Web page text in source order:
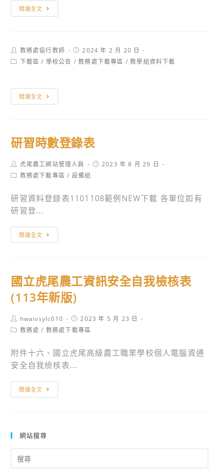
閱讀全文
通
異
動
(6
個
登
空
白
Post
author:
教務處協行教師
Post
published:
2024 年 2 月 20 日
Post下載區 / 學校公告 / 教務處下載專區 / 教學組資料下載
閱讀全文
研習時數登錄表
Post
author:
虎尾農工網站管理人員
Post2023 年 8 月 29 日
Post教務處下載專區 / 設備組
研習資料登錄表1101108範例NEW下載 各單位如有
研習登...
閱讀全文
習
登
錄
表
國立虎尾農工資訊安全自我檢核表
(113年新版)
Post
author:
hwaivsylc010
Post
published:
2023 年 5 月 23 日
Post教務處 / 教務處下載專區
附件十六、國立虎尾高級農工職業學校個人電腦資通
安全自我檢核表...
閱讀全文
立
工
網站搜尋
for: